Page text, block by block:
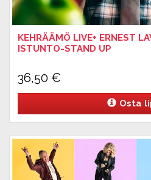
KEHRÄÄMÖ LIVE+ ERNEST
ISTUNTO-STAND UP
36,50 €
Osta